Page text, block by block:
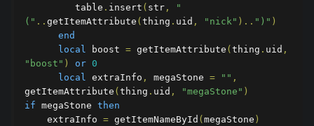
         table
. insert ( str ,
"
(" .. getItemAttribute ( thing . uid , "nick" ).. ")" )
end
local boost = getItemAttribute ( thing . uid ,
"boost" ) or 0
local extraInfo , megaStone = "" ,
getItemAttribute ( thing . uid , "megaStone" )
if megaStone then
    extraInfo
= getItemNameById ( megaStone )